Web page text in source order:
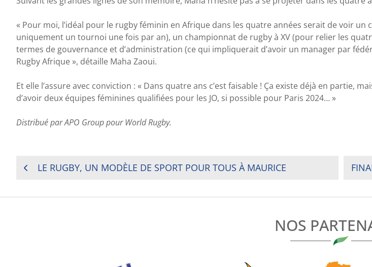
« Pour moi, l’idéal pour le rugby féminin en Afrique dans les quatre années serait de voir
uniquement un tournoi une fois par an), un championnat de rugby à XV (pour relier les
termes de gouvernance et d’administration (ce qui impliquerait d’avoir un manager par
Rugby Afrique », détaille Maha Zaoui.
Et elle l’assure avec conviction : « Dans quatre ans c’est faisable ! Ça existe déjà en partie,
d’avoir deux équipes féminines qualifiées pour les JO, si possible pour Paris 2024… »
Distribué par APO Group pour World Rugby.
NAVIGATION
LE RUGBY, UN MODÈLE DE SPORT POUR TOUS À MAURICE
NOS